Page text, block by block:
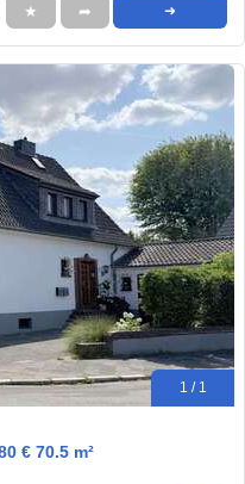
★ ➦ ➜
1 / 1
€ 70.5 m²